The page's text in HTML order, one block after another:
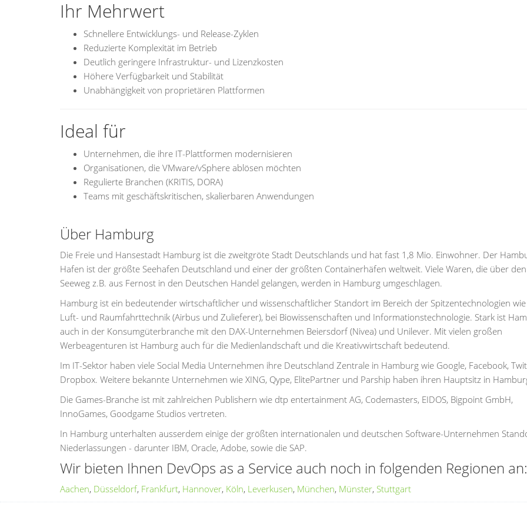
Ihr Mehrwert
Schnellere Entwicklungs- und Release-Zyklen
Reduzierte Komplexität im Betrieb
Deutlich geringere Infrastruktur- und Lizenzkosten
Höhere Verfügbarkeit und Stabilität
Unabhängigkeit von proprietären Plattformen
Ideal für
Unternehmen, die ihre IT-Plattformen modernisieren
Organisationen, die VMware/vSphere ablösen möchten
Regulierte Branchen (KRITIS, DORA)
Teams mit geschäftskritischen, skalierbaren Anwendungen
Über Hamburg
Die Freie und Hansestadt Hamburg ist die zweitgröte Stadt Deutschlands und hat fast 1,8 Mio. Einwohner. Der
Hafen ist der größte Seehafen Deutschland und einer der größten Containerhäfen weltweit. Viele Waren, die über den
Seeweg z.B. aus Fernost in den Deutschen Handel gelangen, werden in Hamburg umgeschlagen.
Hamburg ist ein bedeutender wirtschaftlicher und wissenschaftlicher Standort im Bereich der Spitzentechnologien
Luft- und Raumfahrttechnik (Airbus und Zulieferer), bei Biowissenschaften und Informationstechnologie. Stark ist
auch in der Konsumgüterbranche mit den DAX-Unternehmen Beiersdorf (Nivea) und Unilever. Mit vielen großen
Werbeagenturen ist Hamburg auch für die Medienlandschaft und die Kreativwirtschaft bedeutend.
Im IT-Sektor haben viele Social Media Unternehmen ihre Deutschland Zentrale in Hamburg wie Google, Facebook,
Dropbox. Weitere bekannte Unternehmen wie XING, Qype, ElitePartner und Parship haben ihren Hauptsitz in
Die Games-Branche ist mit zahlreichen Publishern wie dtp entertainment AG, Codemasters, EIDOS, Bigpoint GmbH,
InnoGames, Goodgame Studios vertreten.
In Hamburg unterhalten ausserdem einige der größten internationalen und deutschen Software-Unternehmen
Niederlassungen - darunter IBM, Oracle, Adobe, sowie die SAP.
Wir bieten Ihnen DevOps as a Service auch noch in folgenden Regionen an:
Aachen, Düsseldorf, Frankfurt, Hannover, Köln, Leverkusen, München, Münster, Stuttgart